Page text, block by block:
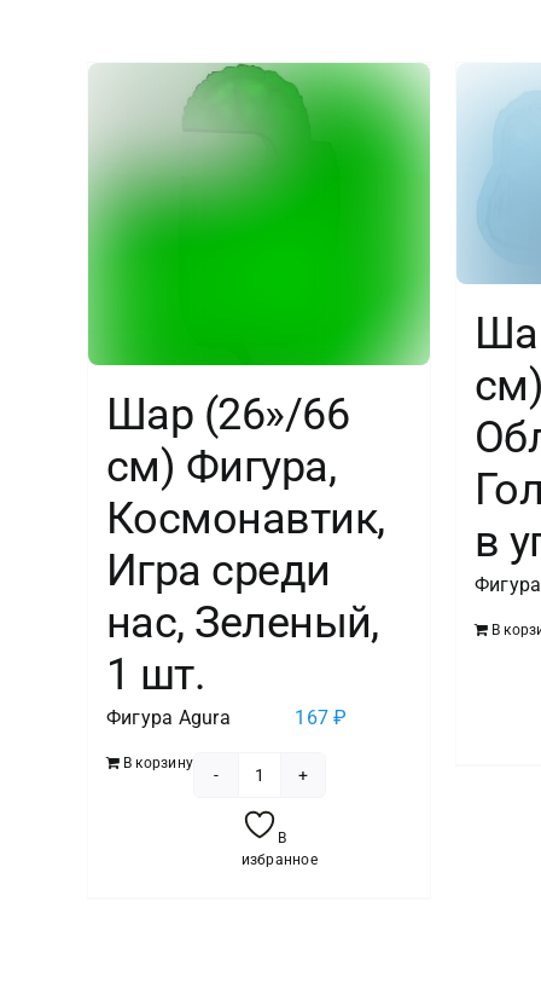
Шар (26»/66
см) Фигура,
Космонавтик,
Игра среди
нас, Зеленый,
1 шт.
Фигура Agura 167₽
В корзину
товара
Шар
В
избранное
в
В